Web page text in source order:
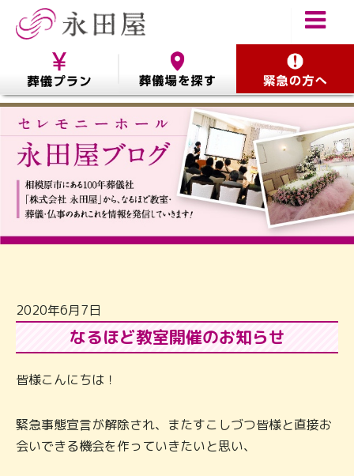
2020年6月7日
なるほど教室開催のお知らせ
皆様こんにちは！
緊急事態宣言が解除され、またすこしづつ皆様と直接お
会いできる機会を作っていきたいと思い、